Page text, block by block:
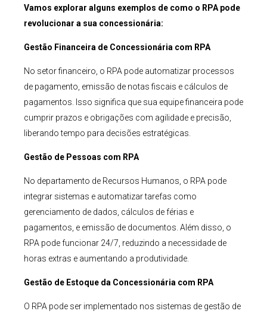
Vamos explorar alguns exemplos de como o RPA pode
revolucionar a sua concessionária:
Gestão Financeira de Concessionária com RPA
No setor financeiro, o RPA pode automatizar processos
de pagamento, emissão de notas fiscais e cálculos de
pagamentos. Isso significa que sua equipe financeira pode
cumprir prazos e obrigações com agilidade e precisão,
liberando tempo para decisões estratégicas.
Gestão de Pessoas com RPA
No departamento de Recursos Humanos, o RPA pode
integrar sistemas e automatizar tarefas como
gerenciamento de dados, cálculos de férias e
pagamentos, e emissão de documentos. Além disso, o
RPA pode funcionar 24/7, reduzindo a necessidade de
horas extras e aumentando a produtividade.
Gestão de Estoque da Concessionária com RPA
O RPA pode ser implementado nos sistemas de gestão de